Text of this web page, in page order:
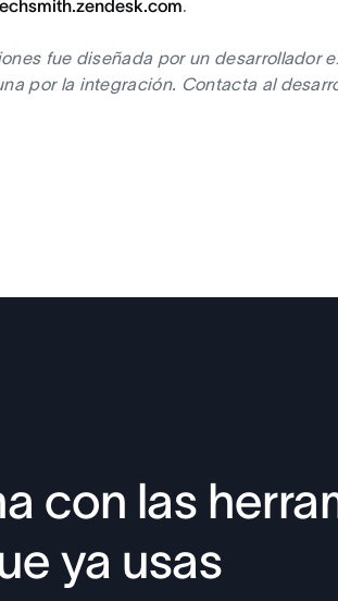
fue diseñada por un desarrollador
por la integración. Contacta al
con las
ya usas